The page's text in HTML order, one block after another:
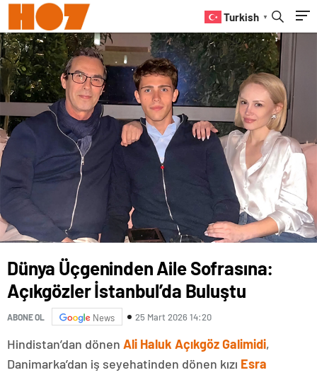
Turkish ▼
Dünya Üçgeninden Aile Sofrasına:
Açıkgözler İstanbul’da Buluştu
ABONE OL News 25 Mart 2026 14:20
Hindistan’dan dönen Ali Haluk Açıkgöz Galimidi,
Danimarka’dan iş seyehatinden dönen kızı Esra
Diplomasiyi Güçlendiriyor